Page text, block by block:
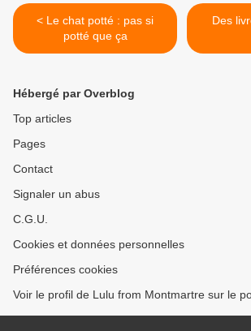
< Le chat potté : pas si
potté que ça
Hébergé par Overblog
Top articles
Pages
Contact
Signaler un abus
C.G.U.
Cookies et données personnelles
Préférences cookies
Voir le profil de Lulu from Montmartre sur le